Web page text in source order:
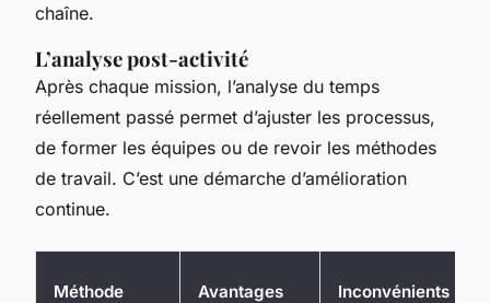
chaîne.
L’analyse post-activité
Après chaque mission, l’analyse du temps
réellement passé permet d’ajuster les processus,
de former les équipes ou de revoir les méthodes
de travail. C’est une démarche d’amélioration
continue.
Méthode Avantages Inconvénients